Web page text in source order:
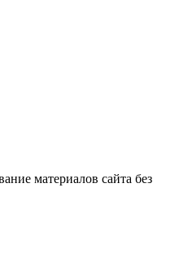
материалов сайта без